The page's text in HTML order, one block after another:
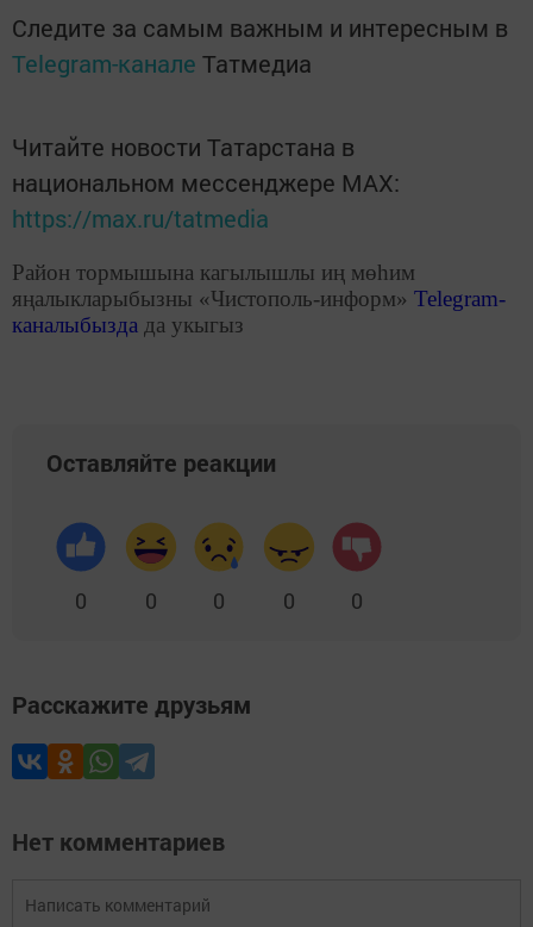
Следите за самым важным и интересным в
Telegram-канале Татмедиа
Читайте новости Татарстана в
национальном мессенджере MАХ:
https://max.ru/tatmedia
Район тормышына кагылышлы иң мөһим
яңалыкларыбызны «Чистополь-информ» Telegram-
каналыбызда да укыгыз
Оставляйте реакции
0 0 0 0 0
Расскажите друзьям
Нет комментариев